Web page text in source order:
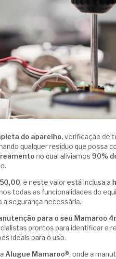
do aparelho, verificação de
qualquer resíduo que possa
no qual aliviamos 90%
, e neste valor está inclusa a
todas as funcionalidades do
segurança necessária.
para o seu Mamaroo
prontos para identificar e
ideais para o uso.
Alugue Mamaroo®, onde a